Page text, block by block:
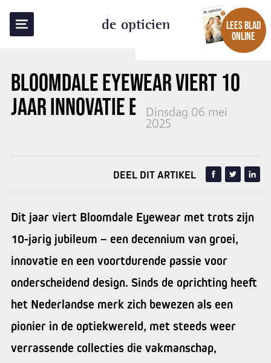
de opticien
LEES BLAD
ONLINE
BLOOMDALE EYEWEAR VIERT 10
JAAR INNOVATIE EN DESIGN
Dinsdag 06 mei
2025
TERUG NAAR OVERZICHT
DEEL DIT ARTIKEL
Dit jaar viert Bloomdale Eyewear met trots zijn
10-jarig jubileum – een decennium van groei,
innovatie en een voortdurende passie voor
onderscheidend design. Sinds de oprichting heeft
het Nederlandse merk zich bewezen als een
pionier in de optiekwereld, met steeds weer
verrassende collecties die vakmanschap,